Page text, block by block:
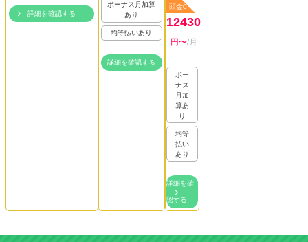
詳細を確認する
ボーナス月加算
あり
均等払いあり
詳細を確認する
頭金0円
12430
円〜/月
ボー
ナス
月加
算あ
り
均等
払い
あり
詳細を確
認する